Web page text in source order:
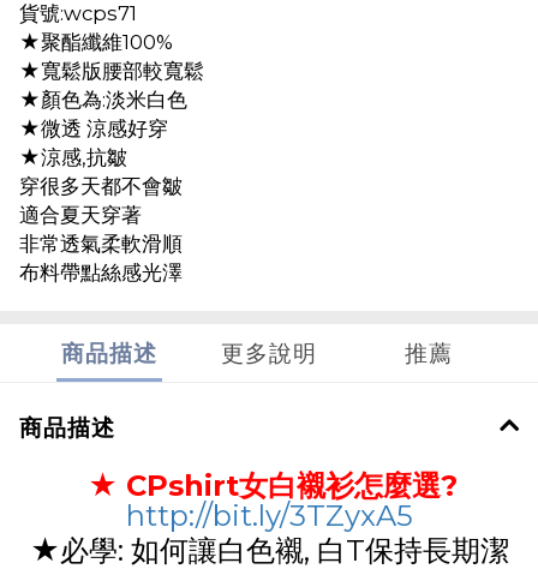
貨號:wcps71
★聚酯纖維100%
★寬鬆版腰部較寬鬆
★顏色為:淡米白色
★微透 涼感好穿
★涼感,抗皺
穿很多天都不會皺
適合夏天穿著
非常透氣柔軟滑順
布料帶點絲感光澤
商品描述 更多說明 推薦
商品描述
★ CPshirt女白襯衫怎麼選?
http://bit.ly/3TZyxA5
★必學: 如何讓白色襯, 白T保持長期潔